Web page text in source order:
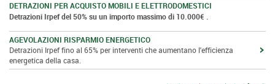
DETRAZIONI PER ACQUISTO MOBILI E ELETTRODOMESTICI
Detrazioni Irpef del 50% su un importo massimo di 10.000€ .
AGEVOLAZIONI RISPARMIO ENERGETICO
Detrazioni Irpef fino al 65% per interventi che aumentano l'efficienza
energetica della casa.